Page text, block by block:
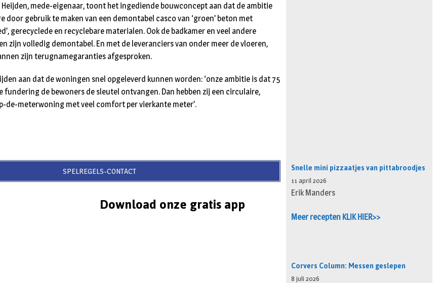
Heijden, mede-eigenaar, toont het ingediende bouwconcept aan dat de ambitie
door gebruik te maken van een demontabel casco van ‘groen’ beton met
gerecyclede en recyclebare materialen. Ook de badkamer en veel andere
zijn volledig demontabel. En met de leveranciers van onder meer de vloeren,
zijn terugnamegaranties afgesproken.
aan dat de woningen snel opgeleverd kunnen worden: ‘onze ambitie is dat 75
fundering de bewoners de sleutel ontvangen. Dan hebben zij een circulaire,
de-meterwoning met veel comfort per vierkante meter’.
SPELREGELS-CONTACT
Download onze gratis app
Snelle mini pizzaatjes van pittabroodjes
11 april 2026
Erik Manders
Meer recepten KLIK HIER>>
Corvers Column: Messen geslepen
8 juli 2026